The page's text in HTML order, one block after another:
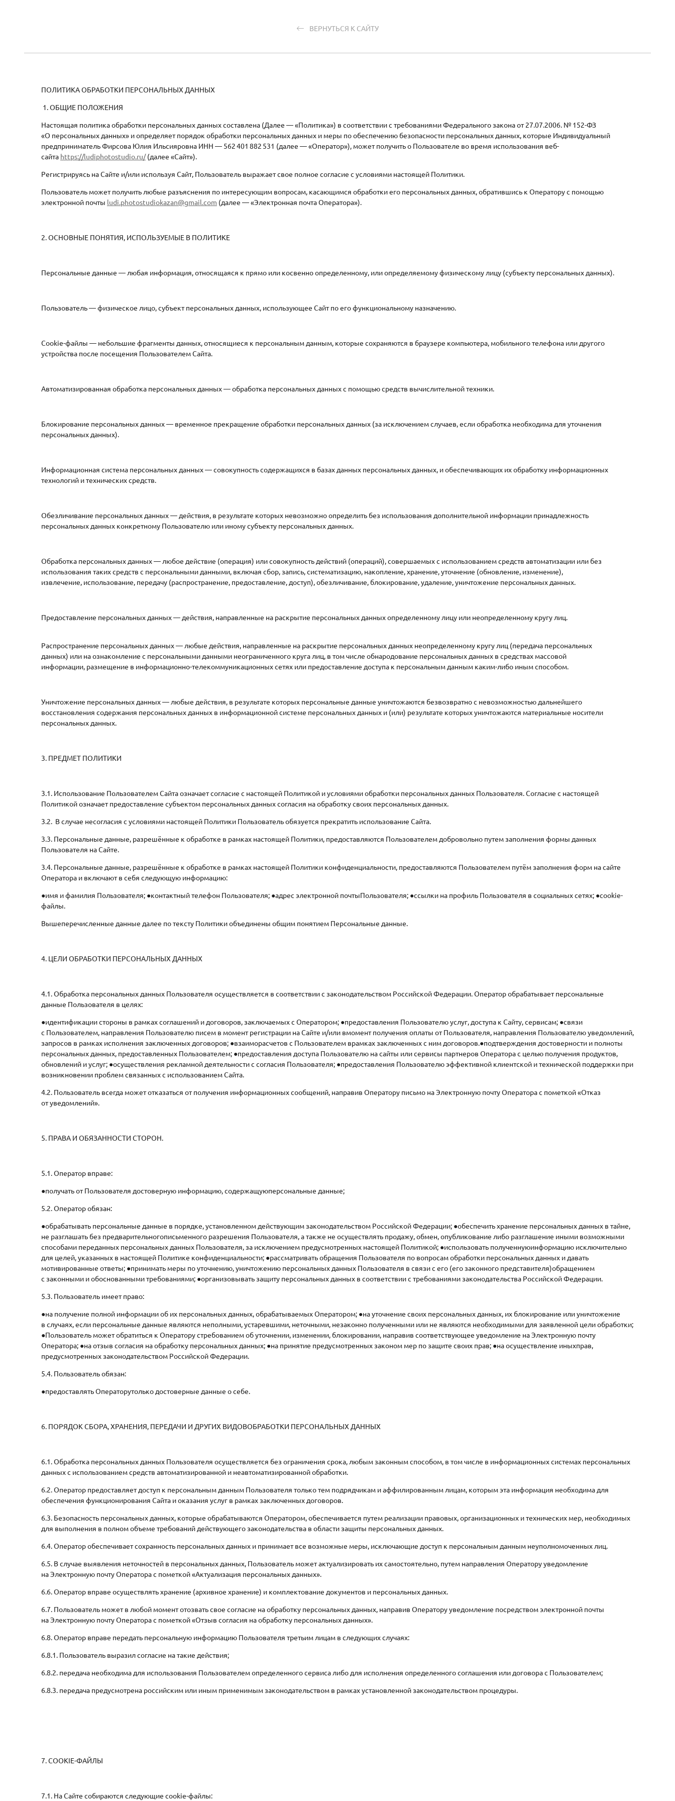
ВЕРНУТЬСЯ К САЙТУ
ПОЛИТИКА ОБРАБОТКИ ПЕРСОНАЛЬНЫХ ДАННЫХ
1. ОБЩИЕ ПОЛОЖЕНИЯ
Настоящая политика обработки персональных данных составлена (Далее — «Политика») в соответствии с требованиями Федерального закона от 27.07.2006. № 152-ФЗ
«О персональных данных» и определяет порядок обработки персональных данных и меры по обеспечению безопасности персональных данных, которые Индивидуальный
предприниматель Фирсова Юлия Ильсияровна ИНН — 562 401 882 531 (далее — «Оператор»), может получить о Пользователе во время использования веб-
сайта https://ludiphotostudio.ru/(далее «Сайт»).
Регистрируясь на Сайте и/или используя Сайт, Пользователь выражает свое полное согласие с условиями настоящей Политики.
Пользователь может получить любые разъяснения по интересующим вопросам, касающимся обработки его персональных данных, обратившись к Оператору с помощью
электронной почты ludi.photostudiokazan@gmail.com (далее — «Электронная почта Оператора»).
2. ОСНОВНЫЕ ПОНЯТИЯ, ИСПОЛЬЗУЕМЫЕ В ПОЛИТИКЕ
Персональные данные — любая информация, относящаяся к прямо или косвенно определенному, или определяемому физическому лицу (субъекту персональных данных).
Пользователь — физическое лицо, субъект персональных данных, использующее Сайт по его функциональному назначению.
Cookie-файлы — небольшие фрагменты данных, относящиеся к персональным данным, которые сохраняются в браузере компьютера, мобильного телефона или другого
устройства после посещения Пользователем Сайта.
Автоматизированная обработка персональных данных — обработка персональных данных с помощью средств вычислительной техники.
Блокирование персональных данных — временное прекращение обработки персональных данных (за исключением случаев, если обработка необходима для уточнения
персональных данных).
Информационная система персональных данных — совокупность содержащихся в базах данных персональных данных, и обеспечивающих их обработку информационных
технологий и технических средств.
Обезличивание персональных данных — действия, в результате которых невозможно определить без использования дополнительной информации принадлежность
персональных данных конкретному Пользователю или иному субъекту персональных данных.
Обработка персональных данных — любое действие (операция) или совокупность действий (операций), совершаемых с использованием средств автоматизации или без
использования таких средств с персональными данными, включая сбор, запись, систематизацию, накопление, хранение, уточнение (обновление, изменение),
извлечение, использование, передачу (распространение, предоставление, доступ), обезличивание, блокирование, удаление, уничтожение персональных данных.
Предоставление персональных данных — действия, направленные на раскрытие персональных данных определенному лицу или неопределенному кругу лиц.
Распространение персональных данных — любые действия, направленные на раскрытие персональных данных неопределенному кругу лиц (передача персональных
данных) или на ознакомление с персональными данными неограниченного круга лиц, в том числе обнародование персональных данных в средствах массовой
информации, размещение в информационно-телекоммуникационных сетях или предоставление доступа к персональным данным каким-либо иным способом.
Уничтожение персональных данных — любые действия, в результате которых персональные данные уничтожаются безвозвратно с невозможностью дальнейшего
восстановления содержания персональных данных в информационной системе персональных данных и (или) результате которых уничтожаются материальные носители
персональных данных.
3. ПРЕДМЕТ ПОЛИТИКИ
3.1. Использование Пользователем Сайта означает согласие с настоящей Политикой и условиями обработки персональных данных Пользователя. Согласие с настоящей
Политикой означает предоставление субъектом персональных данных согласия на обработку своих персональных данных.
3.2. В случае несогласия с условиями настоящей Политики Пользователь обязуется прекратить использование Сайта.
3.3. Персональные данные, разрешённые к обработке в рамках настоящей Политики, предоставляются Пользователем добровольно путем заполнения формы данных
Пользователя на Сайте.
3.4. Персональные данные, разрешённые к обработке в рамках настоящей Политики конфиденциальности, предоставляются Пользователем путём заполнения форм на сайте
Оператора и включают в себя следующую информацию:
●имя и фамилия Пользователя; ●контактный телефон Пользователя; ●адрес электронной почтыПользователя; ●ссылки на профиль Пользователя в социальных сетях; ●cookie-
файлы.
Вышеперечисленные данные далее по тексту Политики объединены общим понятием Персональные данные.
4. ЦЕЛИ ОБРАБОТКИ ПЕРСОНАЛЬНЫХ ДАННЫХ
4.1. Обработка персональных данных Пользователя осуществляется в соответствии с законодательством Российской Федерации. Оператор обрабатывает персональные
данные Пользователя в целях:
●идентификации стороны в рамках соглашений и договоров, заключаемых с Оператором; ●предоставления Пользователю услуг, доступа к Сайту, сервисам; ●связи
с Пользователем, направления Пользователю писем в момент регистрации на Сайте и/или вмомент получения оплаты от Пользователя, направления Пользователю уведомлений,
запросов в рамках исполнения заключенных договоров; ●взаиморасчетов с Пользователем врамках заключенных с ним договоров.●подтверждения достоверности и полноты
персональных данных, предоставленных Пользователем; ●предоставления доступа Пользователю на сайты или сервисы партнеров Оператора с целью получения продуктов,
обновлений и услуг; ●осуществления рекламной деятельности с согласия Пользователя; ●предоставления Пользователю эффективной клиентской и технической поддержки при
возникновении проблем связанных с использованием Сайта.
4.2. Пользователь всегда может отказаться от получения информационных сообщений, направив Оператору письмо на Электронную почту Оператора с пометкой «Отказ
от уведомлений».
5. ПРАВА И ОБЯЗАННОСТИ СТОРОН.
5.1. Оператор вправе:
●получать от Пользователя достоверную информацию, содержащуюперсональные данные;
5.2. Оператор обязан:
●обрабатывать персональные данные в порядке, установленном действующим законодательством Российской Федерации; ●обеспечить хранение персональных данных в тайне,
не разглашать без предварительногописьменного разрешения Пользователя, а также не осуществлять продажу, обмен, опубликование либо разглашение иными возможными
способами переданных персональных данных Пользователя, за исключением предусмотренных настоящей Политикой; ●использовать полученнуюинформацию исключительно
для целей, указанных в настоящей Политике конфиденциальности; ●рассматривать обращения Пользователя по вопросам обработки персональных данных и давать
мотивированные ответы; ●принимать меры по уточнению, уничтожению персональных данных Пользователя в связи с его (его законного представителя)обращением
с законными и обоснованными требованиями; ●организовывать защиту персональных данных в соответствии с требованиями законодательства Российской Федерации.
5.3. Пользователь имеет право:
●на получение полной информации об их персональных данных, обрабатываемых Оператором; ●на уточнение своих персональных данных, их блокирование или уничтожение
в случаях, если персональные данные являются неполными, устаревшими, неточными, незаконно полученными или не являются необходимыми для заявленной цели обработки;
●Пользователь может обратиться к Оператору стребованием об уточнении, изменении, блокировании, направив соответствующее уведомление на Электронную почту
Оператора; ●на отзыв согласия на обработку персональных данных; ●на принятие предусмотренных законом мер по защите своих прав; ●на осуществление иныхправ,
предусмотренных законодательством Российской Федерации.
5.4. Пользователь обязан:
●предоставлять Операторутолько достоверные данные о себе.
6. ПОРЯДОК СБОРА, ХРАНЕНИЯ, ПЕРЕДАЧИ И ДРУГИХ ВИДОВОБРАБОТКИ ПЕРСОНАЛЬНЫХ ДАННЫХ
6.1. Обработка персональных данных Пользователя осуществляется без ограничения срока, любым законным способом, в том числе в информационных системах персональных
данных с использованием средств автоматизированной и неавтоматизированной обработки.
6.2. Оператор предоставляет доступ к персональным данным Пользователя только тем подрядчикам и аффилированным лицам, которым эта информация необходима для
обеспечения функционирования Сайта и оказания услуг в рамках заключенных договоров.
6.3. Безопасность персональных данных, которые обрабатываются Оператором, обеспечивается путем реализации правовых, организационных и технических мер, необходимых
для выполнения в полном объеме требований действующего законодательства в области защиты персональных данных.
6.4. Оператор обеспечивает сохранность персональных данных и принимает все возможные меры, исключающие доступ к персональным данным неуполномоченных лиц.
6.5. В случае выявления неточностей в персональных данных, Пользователь может актуализировать их самостоятельно, путем направления Оператору уведомление
на Электронную почту Оператора с пометкой «Актуализация персональных данных».
6.6. Оператор вправе осуществлять хранение (архивное хранение) и комплектование документов и персональных данных.
6.7. Пользователь может в любой момент отозвать свое согласие на обработку персональных данных, направив Оператору уведомление посредством электронной почты
на Электронную почту Оператора с пометкой «Отзыв согласия на обработку персональных данных».
6.8. Оператор вправе передать персональную информацию Пользователя третьим лицам в следующих случаях:
6.8.1. Пользователь выразил согласие на такие действия;
6.8.2. передача необходима для использования Пользователем определенного сервиса либо для исполнения определенного соглашения или договора с Пользователем;
6.8.3. передача предусмотрена российским или иным применимым законодательством в рамках установленной законодательством процедуры.
7. COOKIE-ФАЙЛЫ
7.1. На Сайте собираются следующие cookie-файлы: